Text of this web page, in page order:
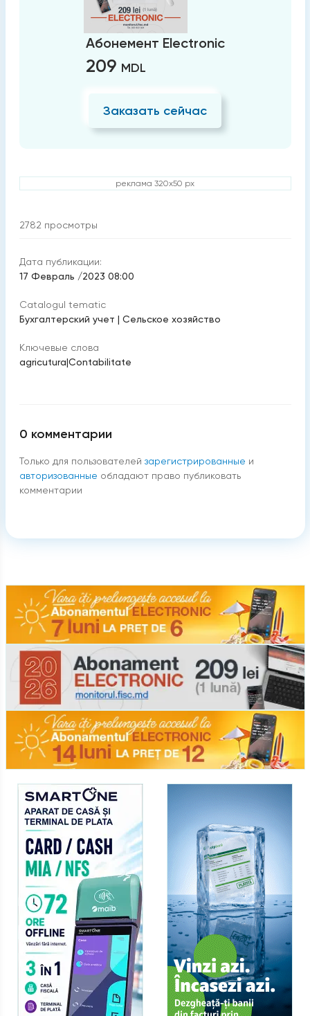
Абонемент Electronic
209 MDL
Заказать сейчас
реклама 320x50 px
2782 просмотры
Дата публикации:
17 Февраль /2023 08:00
Catalogul tematic
Бухгалтерский учет | Cельское хозяйство
Ключевые слова
agricutura|Contabilitate
0 комментарии
Только для пользователей зарегистрированные и
авторизованные обладают право публиковать
комментарии